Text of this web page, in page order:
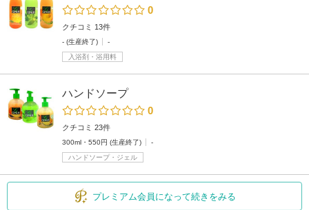
0
クチコミ 13件
- (生産終了)
-
入浴剤・浴用料
ハンドソープ
0
クチコミ 23件
300ml・550円 (生産終了)
-
ハンドソープ・ジェル
プレミアム会員になって続きをみる